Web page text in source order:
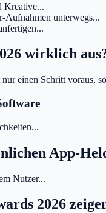
Kreative...
Aufnahmen unterwegs...
wirklich
einen Schritt voraus,
App-
Nutzer...
2026